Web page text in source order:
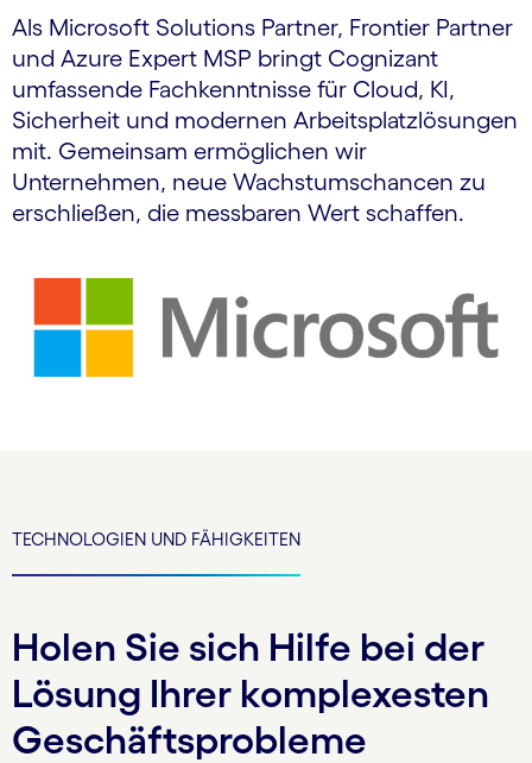
Als Microsoft Solutions Partner, Frontier Partner
und Azure Expert MSP bringt Cognizant
umfassende Fachkenntnisse für Cloud, KI,
Sicherheit und modernen Arbeitsplatzlösungen
mit. Gemeinsam ermöglichen wir
Unternehmen, neue Wachstumschancen zu
erschließen, die messbaren Wert schaffen.
TECHNOLOGIEN UND FÄHIGKEITEN
Holen Sie sich Hilfe bei der
Lösung Ihrer komplexesten
Geschäftsprobleme